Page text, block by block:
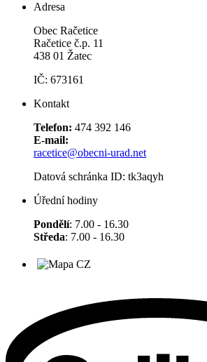
Adresa
Obec Račetice
Račetice č.p. 11
438 01 Žatec
IČ: 673161
Kontakt
Telefon: 474 392 146
E-mail:
racetice@obecni-urad.net
Datová schránka ID: tk3aqyh
Úřední hodiny
Pondělí: 7.00 - 16.30
Středa: 7.00 - 16.30